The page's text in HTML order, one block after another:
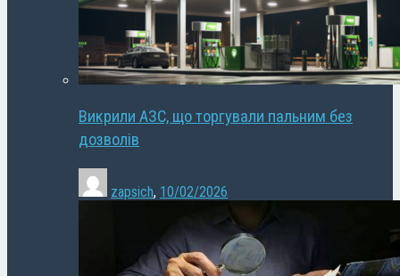
Викрили АЗС, що торгували пальним без
дозволів
zapsich, 10/02/2026